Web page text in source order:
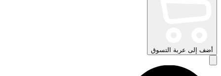
أضف إلى عربة التسوق